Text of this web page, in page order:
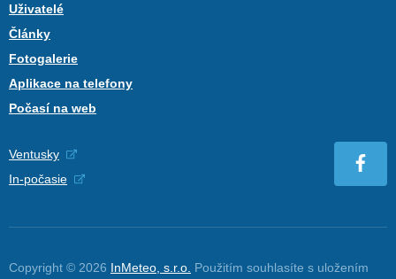
Uživatelé
Články
Fotogalerie
Aplikace na telefony
Počasí na web
Ventusky
In-počasie
Copyright © 2026 InMeteo, s.r.o. Použitím souhlasíte s uložením